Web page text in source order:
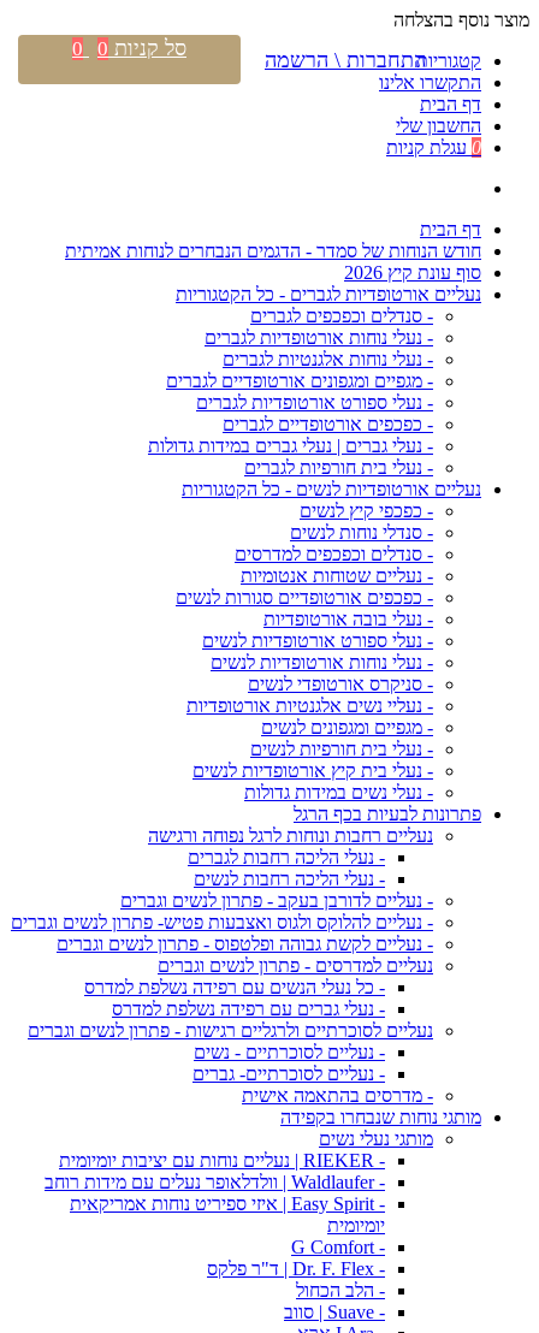
מוצר נוסף בהצלחה
קטגוריות
התקשרו אלינו
דף הבית
החשבון שלי
0 עגלת קניות
דף הבית
חודש הנוחות של סמדר - הדגמים הנבחרים לנוחות אמיתית
סוף עונת קיץ 2026
נעליים אורטופדיות לגברים - כל הקטגוריות
- סנדלים וכפכפים לגברים
- נעלי נוחות אורטופדיות לגברים
- נעלי נוחות אלגנטיות לגברים
- מגפיים ומגפונים אורטופדיים לגברים
- נעלי ספורט אורטופדיות לגברים
- כפכפים אורטופדיים לגברים
- נעלי גברים | נעלי גברים במידות גדולות
- נעלי בית חורפיות לגברים
נעליים אורטופדיות לנשים - כל הקטגוריות
- כפכפי קיץ לנשים
- סנדלי נוחות לנשים
- סנדלים וכפכפים למדרסים
- נעליים שטוחות אנטומיות
- כפכפים אורטופדיים סגורות לנשים
- נעלי בובה אורטופדיות
- נעלי ספורט אורטופדיות לנשים
- נעלי נוחות אורטופדיות לנשים
- סניקרס אורטופדי לנשים
- נעליי נשים אלגנטיות אורטופדיות
- מגפיים ומגפונים לנשים
- נעלי בית חורפיות לנשים
- נעלי בית קיץ אורטופדיות לנשים
- נעלי נשים במידות גדולות
פתרונות לבעיות בכף הרגל
נעליים רחבות ונוחות לרגל נפוחה ורגישה
- נעלי הליכה רחבות לגברים
- נעלי הליכה רחבות לנשים
- נעליים לדורבן בעקב - פתרון לנשים וגברים
- נעליים להלוקס ולגוס ואצבעות פטיש- פתרון לנשים וגברים
- נעליים לקשת גבוהה ופלטפוס - פתרון לנשים וגברים
נעליים למדרסים - פתרון לנשים וגברים
- כל נעלי הנשים עם רפידה נשלפת למדרס
- נעלי גברים עם רפידה נשלפת למדרס
נעליים לסוכרתיים ולרגליים רגישות - פתרון לנשים וגברים
- נעליים לסוכרתיים - נשים
- נעליים לסוכרתיים- גברים
- מדרסים בהתאמה אישית
מותגי נוחות שנבחרו בקפידה
מותגי נעלי נשים
- RIEKER | נעליים נוחות עם יציבות יומיומית
- Waldlaufer | וולדלאופר נעלים עם מידות רוחב
- Easy Spirit | איזי ספיריט נוחות אמריקאית
יומיומית
- G Comfort
- Dr. F. Flex | ד"ר פלקס
- הלב הכחול
- Suave | סווב
התחברות \ הרשמה סל קניות 0
0